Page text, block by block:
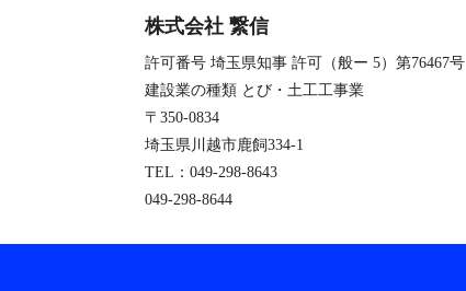
株式会社 繋信
許可番号 埼玉県知事 許可（般ー 5）第76467号
建設業の種類 とび・土工工事業
〒350-0834
埼玉県川越市鹿飼334-1
TEL： 049-298-8643
049-298-8644